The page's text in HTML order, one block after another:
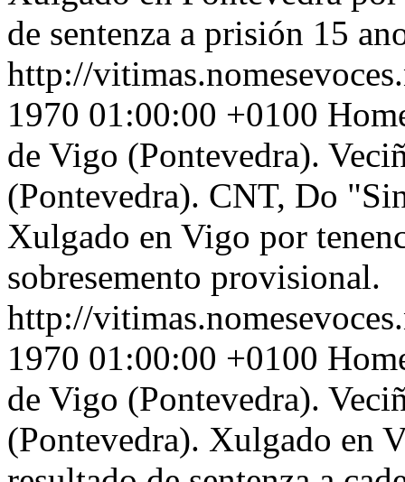
de sentenza a prisión 15
http://
1970 01:00:00 +0100
de Vigo (Pontevedra).
(Pontevedra). CNT, Do
Xulgado en Vigo por
sobresemento provisional.
http://
1970 01:00:00 +0100
de Vigo (Pontevedra).
(Pontevedra). Xulgado en